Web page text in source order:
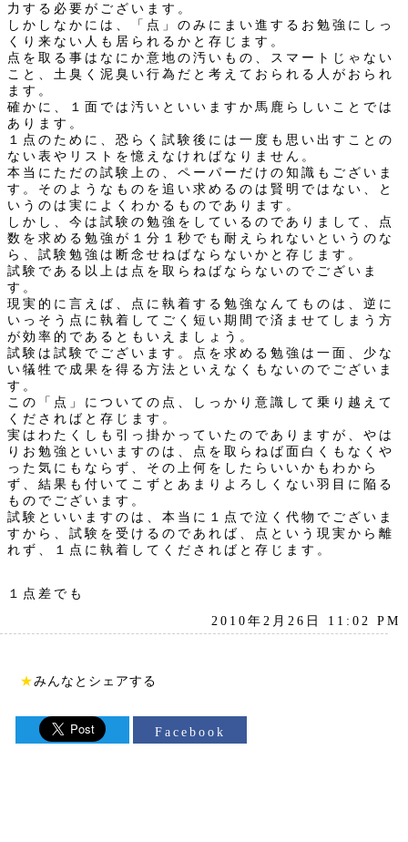
力する必要がございます。
しかしなかには、「点」のみにまい進するお勉強にしっ
くり来ない人も居られるかと存じます。
点を取る事はなにか意地の汚いもの、スマートじゃない
こと、土臭く泥臭い行為だと考えておられる人がおられ
ます。
確かに、１面では汚いといいますか馬鹿らしいことでは
あります。
１点のために、恐らく試験後には一度も思い出すことの
ない表やリストを憶えなければなりません。
本当にただの試験上の、ペーパーだけの知識もございま
す。そのようなものを追い求めるのは賢明ではない、と
いうのは実によくわかるものであります。
しかし、今は試験の勉強をしているのでありまして、点
数を求める勉強が１分１秒でも耐えられないというのな
ら、試験勉強は断念せねばならないかと存じます。
試験である以上は点を取らねばならないのでございま
す。
現実的に言えば、点に執着する勉強なんてものは、逆に
いっそう点に執着してごく短い期間で済ませてしまう方
が効率的であるともいえましょう。
試験は試験でございます。点を求める勉強は一面、少な
い犠牲で成果を得る方法といえなくもないのでございま
す。
この「点」についての点、しっかり意識して乗り越えて
くださればと存じます。
実はわたくしも引っ掛かっていたのでありますが、やは
りお勉強といいますのは、点を取らねば面白くもなくや
った気にもならず、その上何をしたらいいかもわから
ず、結果も付いてこずとあまりよろしくない羽目に陥る
ものでございます。
試験といいますのは、本当に１点で泣く代物でございま
すから、試験を受けるのであれば、点という現実から離
れず、１点に執着してくださればと存じます。
１点差でも
2010年2月26日 11:02 PM
★みんなとシェアする
Facebook